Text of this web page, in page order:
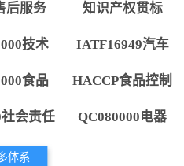
后服务 知识产权贯标
技术 IATF16949汽车
食品 HACCP食品控制
社会责任 QC080000电器
体系